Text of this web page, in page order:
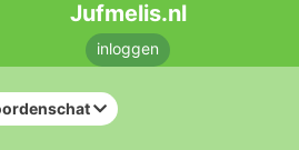
Jufmelis.nl
inloggen